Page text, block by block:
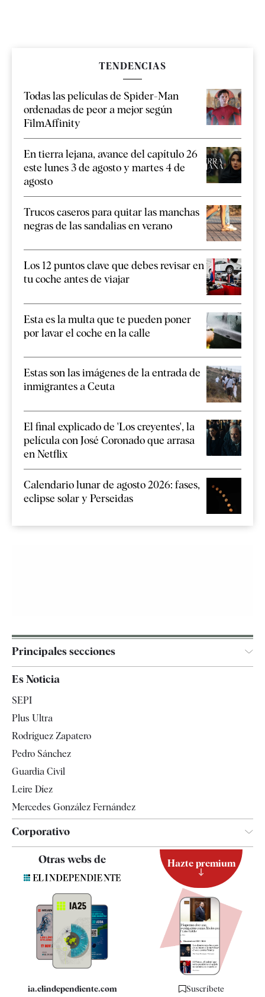
TENDENCIAS
Todas las películas de Spider-Man
ordenadas de peor a mejor según
FilmAffinity
En tierra lejana, avance del capítulo 26
este lunes 3 de agosto y martes 4 de
agosto
Trucos caseros para quitar las manchas
negras de las sandalias en verano
Los 12 puntos clave que debes revisar en
tu coche antes de viajar
Esta es la multa que te pueden poner
por lavar el coche en la calle
Estas son las imágenes de la entrada de
inmigrantes a Ceuta
El final explicado de 'Los creyentes', la
película con José Coronado que arrasa
en Netflix
Calendario lunar de agosto 2026: fases,
eclipse solar y Perseidas
Principales secciones
España
Televisión
Es Noticia
SEPI
Plus Ultra
Rodríguez Zapatero
Pedro Sánchez
Guardia Civil
Leire Díez
Mercedes González Fernández
Corporativo
Contacto
Quiénes somos
Especificaciones
Otras webs de
ia.elindependiente.com
Hazte premium
Suscríbete